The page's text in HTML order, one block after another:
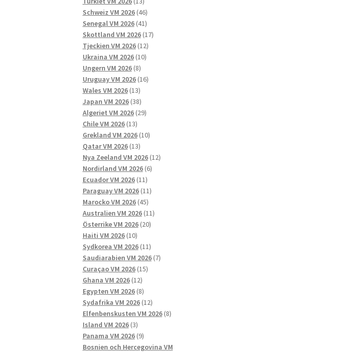
produkter
Schweiz VM 2026 4646
produkter
Senegal VM 2026 4141
produkter
Skottland VM 2026 1717
Tjeckien VM 2026 1212
produkter
Ukraina VM 2026 1010
Ungern VM 2026 88
produkter
Uruguay VM 2026 1616
Wales VM 2026 1313
produkter
Japan VM 2026 3838
produkter
Algeriet VM 2026 2929
Chile VM 2026 1313
produkter
Grekland VM 2026 1010
Qatar VM 2026 1313
produkter
Nya Zeeland VM 2026 1212
Nordirland VM 2026 66
Ecuador VM 2026 1111
produkter
Paraguay VM 2026 1111
Marocko VM 2026 4545
produkter
Australien VM 2026 1111
Österrike VM 2026 2020
Haiti VM 2026 1010
produkter
Sydkorea VM 2026 1111
produkter
Saudiarabien VM 2026 77
Curaçao VM 2026 1515
Ghana VM 2026 1212
produkter
Egypten VM 2026 88
produkter
Sydafrika VM 2026 1212
produkter
Elfenbenskusten VM 2026 88
Island VM 2026 33
produkter
Panama VM 2026 99
produkter
Bosnien och Hercegovina VM